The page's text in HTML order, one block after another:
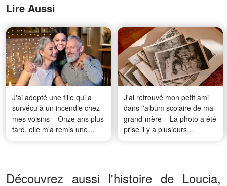
Lire Aussi
J'ai adopté une fille qui a
survécu à un incendie chez
mes voisins – Onze ans plus
tard, elle m'a remis une
lettre qui révélait la vérité sur
cette nuit-là
J'ai retrouvé mon petit ami
dans l'album scolaire de ma
grand-mère – La photo a été
prise il y a plusieurs
décennies
Découvrez aussi l'histoire de Loucia,